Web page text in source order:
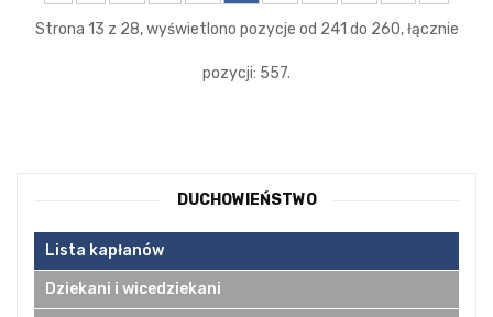
Strona 13 z 28, wyświetlono pozycje od 241 do 260, łącznie
pozycji: 557.
DUCHOWIEŃSTWO
Lista kapłanów
Dziekani i wicedziekani